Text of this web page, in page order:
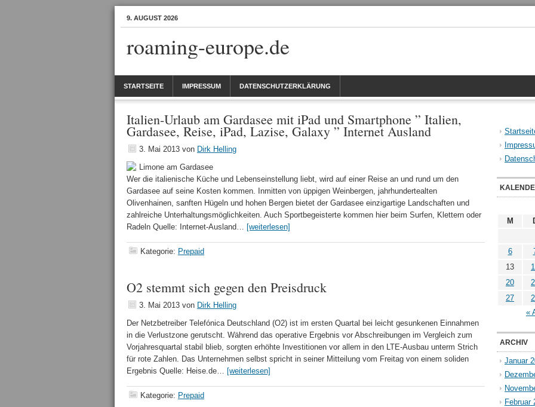
9. AUGUST 2026
roaming-europe.de
STARTSEITE IMPRESSUM DATENSCHUTZERKLÄRUNG
Italien-Urlaub am Gardasee mit iPad und Smartphone ” Italien,
Gardasee, Reise, iPad, Lazise, Galaxy ” Internet Ausland
3. Mai 2013 von Dirk Helling
Limone am Gardasee
Wer die italienische Küche und Lebenseinstellung liebt, wird auf einer Reise an und rund um den
Gardasee auf seine Kosten kommen. Inmitten von üppigen Weinbergen, jahrhundertealten
Olivenhainen, sanften Hügeln und hohen Bergen bietet der Gardasee einzigartige Landschaften und
zahlreiche Unterhaltungsmöglichkeiten. Auch Sportbegeisterte kommen hier beim Surfen, Klettern oder
Radeln Quelle: Internet-Ausland… [weiterlesen]
Kategorie: Prepaid
O2 stemmt sich gegen den Preisdruck
3. Mai 2013 von Dirk Helling
Der Netzbetreiber Telefónica Deutschland (O2) ist im ersten Quartal bei leicht gesunkenen Einnahmen
in die Verlustzone gerutscht. Während das operative Ergebnis vor Abschreibungen im Vergleich zum
Vorjahresquartal stabil blieb, sorgten erhöhte Investitionen vor allem in den LTE-Ausbau unterm Strich
für rote Zahlen. Das Unternehmen selbst spricht in seiner Mitteilung vom Freitag von einem soliden
Ergebnis Quelle: Heise.de… [weiterlesen]
Kategorie: Prepaid
M
«
6
13
20
27
ARCHIV
Januar
Februar